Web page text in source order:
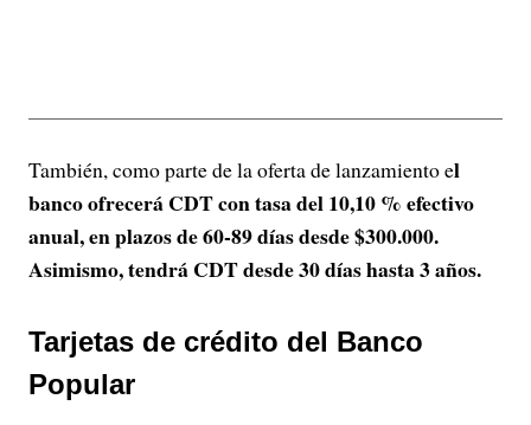
También, como parte de la oferta de lanzamiento el
banco ofrecerá CDT con tasa del 10,10 % efectivo
anual, en plazos de 60-89 días desde $300.000.
Asimismo, tendrá CDT desde 30 días hasta 3 años.
Tarjetas de crédito del Banco
Popular